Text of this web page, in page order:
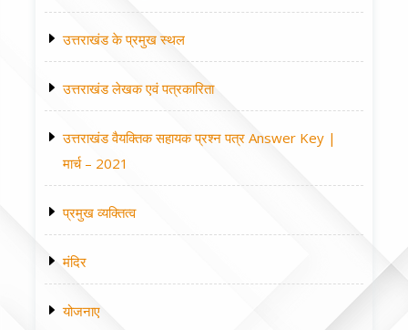
उत्तराखंड के प्रमुख स्थल
उत्तराखंड लेखक एवं पत्रकारिता
उत्तराखंड वैयक्तिक सहायक प्रश्न पत्र Answer Key |
मार्च – 2021
प्रमुख व्यक्तित्व
मंदिर
योजनाए